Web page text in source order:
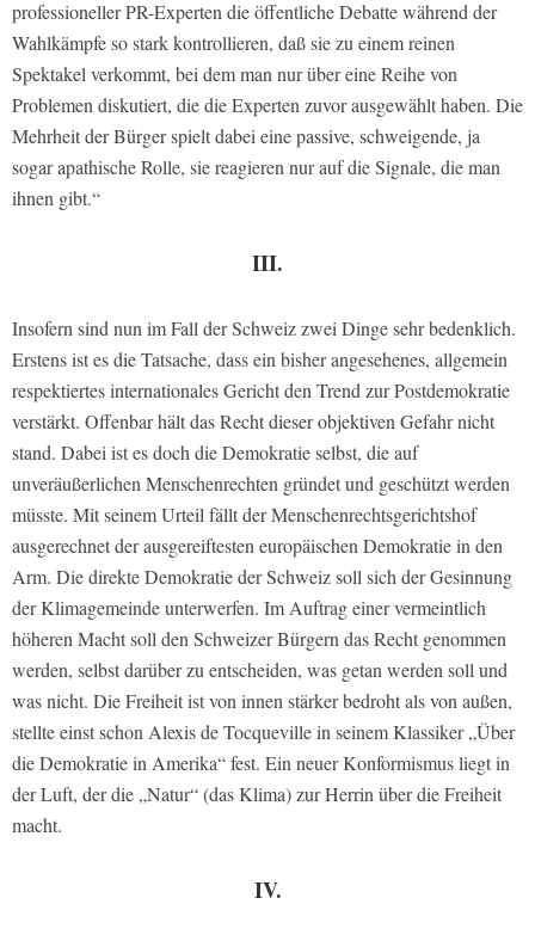
professioneller PR-Experten die öffentliche Debatte während der
Wahlkämpfe so stark kontrollieren, daß sie zu einem reinen
Spektakel verkommt, bei dem man nur über eine Reihe von
Problemen diskutiert, die die Experten zuvor ausgewählt haben. Die
Mehrheit der Bürger spielt dabei eine passive, schweigende, ja
sogar apathische Rolle, sie reagieren nur auf die Signale, die man
ihnen gibt.“
III.
Insofern sind nun im Fall der Schweiz zwei Dinge sehr bedenklich.
Erstens ist es die Tatsache, dass ein bisher angesehenes, allgemein
respektiertes internationales Gericht den Trend zur Postdemokratie
verstärkt. Offenbar hält das Recht dieser objektiven Gefahr nicht
stand. Dabei ist es doch die Demokratie selbst, die auf
unveräußerlichen Menschenrechten gründet und geschützt werden
müsste. Mit seinem Urteil fällt der Menschenrechtsgerichtshof
ausgerechnet der ausgereiftesten europäischen Demokratie in den
Arm. Die direkte Demokratie der Schweiz soll sich der Gesinnung
der Klimagemeinde unterwerfen. Im Auftrag einer vermeintlich
höheren Macht soll den Schweizer Bürgern das Recht genommen
werden, selbst darüber zu entscheiden, was getan werden soll und
was nicht. Die Freiheit ist von innen stärker bedroht als von außen,
stellte einst schon Alexis de Tocqueville in seinem Klassiker „Über
die Demokratie in Amerika“ fest. Ein neuer Konformismus liegt in
der Luft, der die „Natur“ (das Klima) zur Herrin über die Freiheit
macht.
IV.